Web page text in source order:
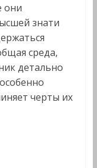
они
знати
среда,
детально
черты их